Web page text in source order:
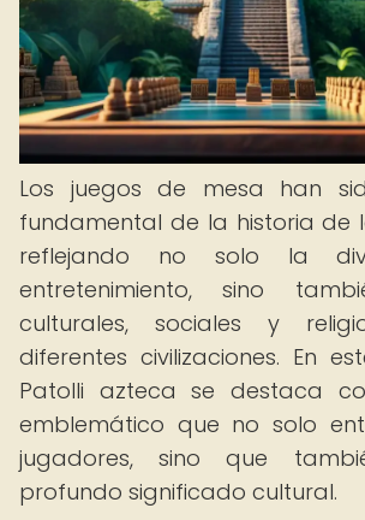
Los juegos de mesa han
fundamental de la historia de
reflejando no solo la
entretenimiento, sino
culturales, sociales y
diferentes civilizaciones. En
Patolli azteca se destaca
emblemático que no solo
jugadores, sino que
profundo significado cultural.